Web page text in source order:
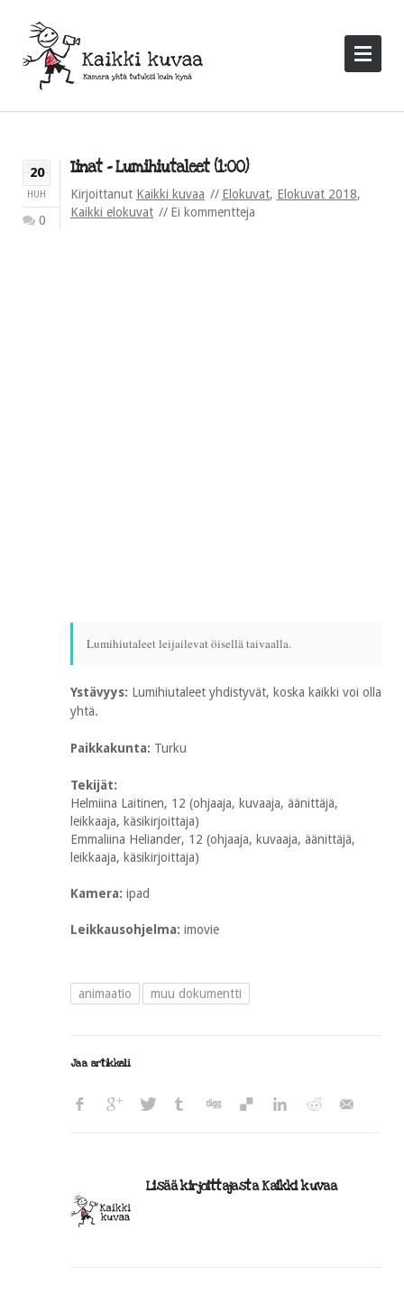
20
HUH
0
Iinat – Lumihiutaleet (1:00)
Kirjoittanut Kaikki kuvaa Elokuvat, Elokuvat 2018,
Kaikki elokuvat
Ei kommentteja
Lumihiutaleet leijailevat öisellä taivaalla.
Ystävyys: Lumihiutaleet yhdistyvät, koska kaikki voi olla
yhtä.
Paikkakunta: Turku
Tekijät:
Helmiina Laitinen, 12 (ohjaaja, kuvaaja, äänittäjä,
leikkaaja, käsikirjoittaja)
Emmaliina Heliander, 12 (ohjaaja, kuvaaja, äänittäjä,
leikkaaja, käsikirjoittaja)
Kamera: ipad
Leikkausohjelma: imovie
animaatio muu dokumentti
Jaa artikkeli
Lisää kirjoittajasta Kaikki kuvaa